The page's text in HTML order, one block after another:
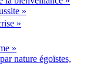
»
»
»
nature égoïstes,